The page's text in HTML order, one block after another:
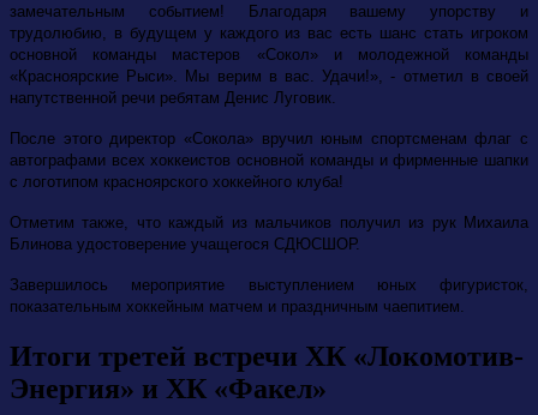
замечательным событием! Благодаря вашему упорству и
трудолюбию, в будущем у каждого из вас есть шанс стать игроком
основной команды мастеров «Сокол» и молодежной команды
«Красноярские Рыси». Мы верим в вас. Удачи!», - отметил в своей
напутственной речи ребятам Денис Луговик.
После этого директор «Сокола» вручил юным спортсменам флаг с
автографами всех хоккеистов основной команды и фирменные шапки
с логотипом красноярского хоккейного клуба!
Отметим также, что каждый из мальчиков получил из рук Михаила
Блинова удостоверение учащегося СДЮСШОР.
Завершилось мероприятие выступлением юных фигуристок,
показательным хоккейным матчем и праздничным чаепитием.
Итоги третей встречи ХК «Локомотив-
Энергия» и ХК «Факел»